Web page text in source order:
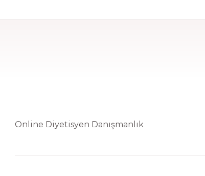
sürecine devam edebilmek için doğum tarihinizi
Online Diyetisyen Danışmanlık